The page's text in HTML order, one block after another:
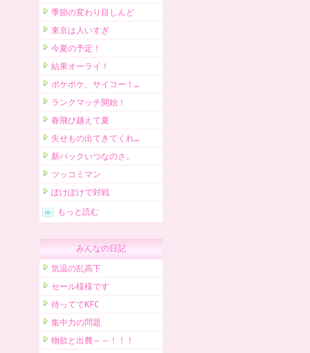
季節の変わり目しんど
東京は人いすぎ
今夏の予定！
結果オーライ！
ポケポケ、サイコー！…
ランクマッチ開始！
春飛び越えて夏
失せもの出てきてくれ…
新パックいつなのさ。
ツッコミマン
ぽけぽけで対戦
もっと読む
みんなの日記
気温の乱高下
セール様様です
待っててKFC
集中力の問題
物欲と出費～～！！！